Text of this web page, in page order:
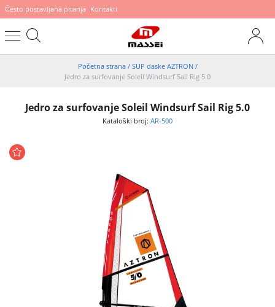
Često postavljana pitanja Kontakti
Početna strana / SUP daske AZTRON /
Jedro za surfovanje Soleil Windsurf Sail Rig 5.0
Jedro za surfovanje Soleil Windsurf Sail Rig 5.0
Kataloški broj: AR-500